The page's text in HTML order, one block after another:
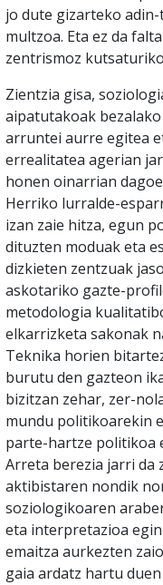
jo dute gizarteko
multzoa. Eta ez da
zentrismoz
Zientzia gisa,
aipatutakoak
arruntei aurre egitea
errealitatea agerian
honen oinarrian
Herriko lurralde-
izan zaie hitza, egun
dituzten moduak eta
dizkieten zentzuak
askotariko gazte-
metodologia
elkarrizketa sakonak
Teknika horien
burutu den gazteon
bizitzan zehar, zer-
mundu politikoarekin
parte-hartze politikoa
Arreta berezia jarri da
aktibistaren nondik
soziologikoaren
eta interpretazioa
emaitza aurkezten
gaia ardatz hartu